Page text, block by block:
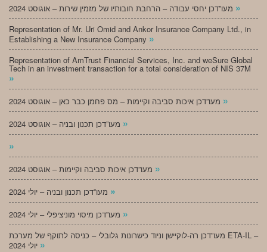
»
Representation of Mr. Uri Omid and Ankor Insurance Company Ltd., in
Establishing a New Insurance Company »
Representation of AmTrust Financial Services, Inc. and weSure Global
Tech in an investment transaction for a total consideration of NIS 37M
»
»
»
»
»
»
»
מעו”דכן רה-לוקיישן וניוד כישרונות גלובלי – כניסה לתוקף של מערכת ETA-IL –
»